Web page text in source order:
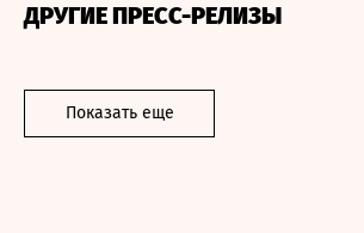
ДРУГИЕ ПРЕСС-РЕЛИЗЫ
Показать еще